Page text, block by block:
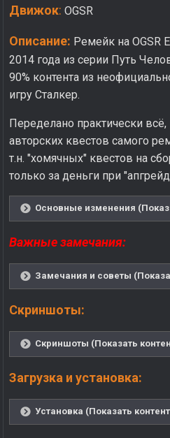
Движок: OGSR
Описание: Ремейк на OGSR
2014 года из серии Путь
90% контента из
игру Сталкер.
Переделано практически
авторских квестов самого
т.н. "хомячных" квестов на
только за деньги при
Основные изменения
Важные замечания:
Замечания и советы
Скриншоты:
Скриншоты (Показать
Загрузка и установка:
Установка (Показать